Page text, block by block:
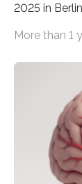
2025 in
Woche vom
anderem
More than 1